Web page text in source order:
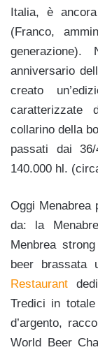
Italia, è
(Franco,
anniversario
creato
caratterizzate
collarino della
passati dai
140.000 hl.
Oggi Menabrea
da: la
Menbrea
beer brassata
Restaurant
Tredici in
d’argento,
World Beer